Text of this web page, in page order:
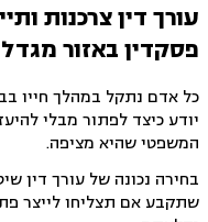
עורך דין צרכנות
פסקדין באזור
כל אדם נתקל במהלך חייו
יודע כיצד לפתור מבלי
המשפטי שהיא מציפה.
בחירה נכונה של עורך דין
שתקבע אם תצליחו לייצר